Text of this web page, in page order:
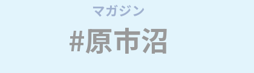
マガジン
/
#原市沼